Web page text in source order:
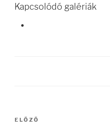
Kapcsolódó galériák
Bejegyzés
Korábbi
ELŐZŐ